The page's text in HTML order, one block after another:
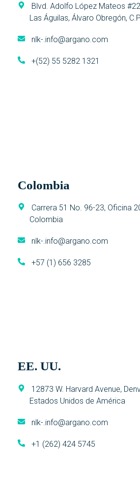
Blvd. Adolfo López Mateos
Las Águilas, Álvaro Obregón,
nlk-.info@argano.com
+(52) 55 5282 1321
Colombia
Carrera 51 No. 96-23, Oficina
Colombia
nlk-.info@argano.com
+57 (1) 656 3285
EE. UU.
12873 W. Harvard Avenue,
Estados Unidos de América
nlk-.info@argano.com
+1 (262) 424 5745